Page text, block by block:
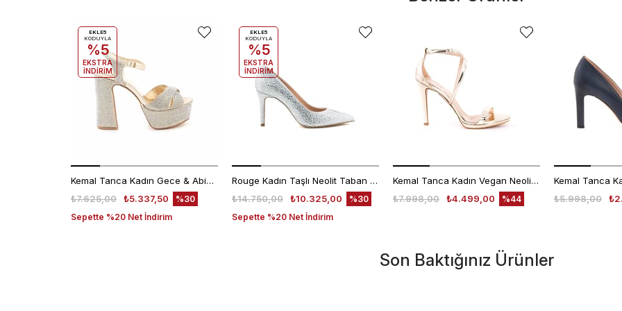
Kemal Tanca Kadın Gece & Abiye Ayakkabı 4360
₺5.337,50
₺7.625,00
Sepette %20 Net İndirim
%30
EKLE5
KODUYLA
%5
EKSTRA
İNDİRİM
Rouge Kadın Taşlı Neolit Taban Beyaz Süet Gece & Abiye Ayakkabı
₺10.325,00
₺14.750,00
Sepette %20 Net İndirim
%30
EKLE5
KODUYLA
%5
EKSTRA
İNDİRİM
Kemal Tanca Kadın Vegan Neolit Taban Rose Gece & Abiye Sandalet
₺4.499,00
₺7.998,00 %44 ₺5.998,00
Son Baktığınız Ürünler